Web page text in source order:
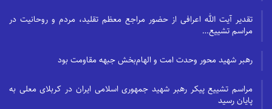
تقدیر آیت الله اعرافی از حضور مراجع معظم تقلید، مردم و روحانیت در
مراسم تشییع…
رهبر شهید محور وحدت امت و الهام‌بخش جبهه مقاومت بود
مراسم تشییع پیکر رهبر شهید جمهوری اسلامی ایران در کربلای معلی به
پایان رسید